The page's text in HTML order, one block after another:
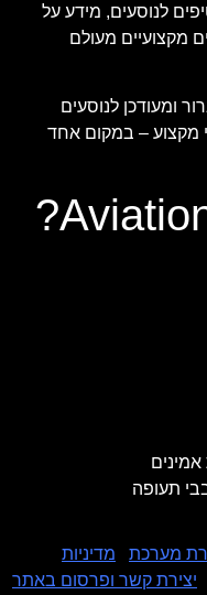
לנוסעים, מידע על
מקצועיים מעולם
ומעודכן לנוסעים
מקצוע – במקום אחד
אמינים
תעופה
מערכת
מדיניות
יצירת קשר ופרסום באתר